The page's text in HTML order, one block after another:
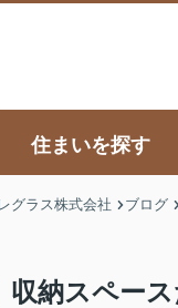
住まいを探す
グラス株式会社 ブログ
収納スペー